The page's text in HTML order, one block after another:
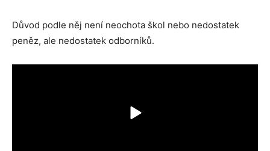
Důvod podle něj není neochota škol nebo nedostatek
peněz, ale nedostatek odborníků.